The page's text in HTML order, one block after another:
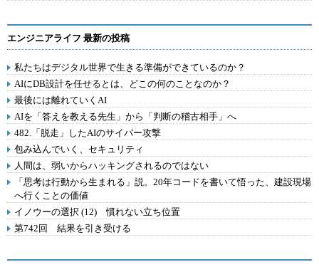
エンジニアライフ 最新の投稿
私たちはデジタル世界で生きる準備ができているのか？
AIにDB設計を任せるとは、どこの何のことなのか？
最後には離れていくAI
AIを「答えを教える先生」から「判断の稽古相手」へ
482.「脱走」したAIのサイバー攻撃
包み込んでいく、セキュリティ
人間は、弱いからハッキングされるのではない
「思考は行動から生まれる」説。20年コードを書いて悟った、建設現場
へ行くことの価値
イノウーの選択 (12) 慣れない立ち位置
第742回 結果を引き受ける